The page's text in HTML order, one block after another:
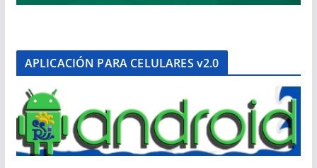
APLICACIÓN PARA CELULARES v2.0